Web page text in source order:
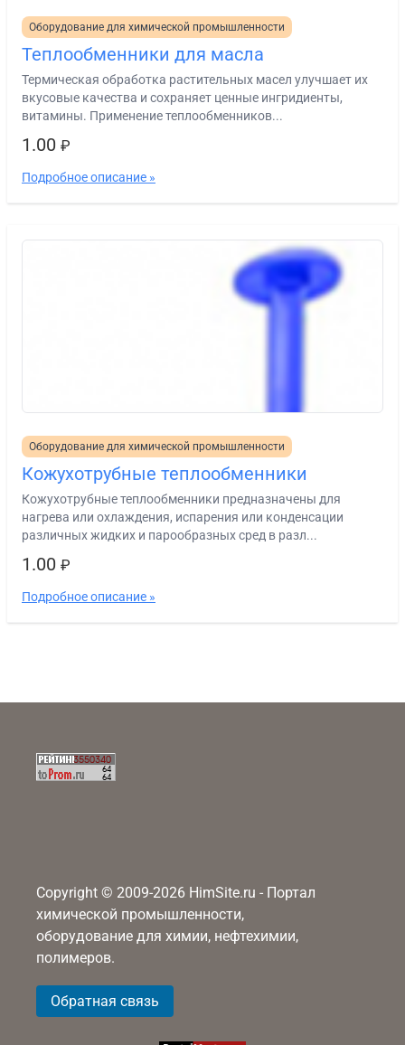
Оборудование для химической промышленности
Теплообменники для масла
Термическая обработка растительных масел улучшает их
вкусовые качества и сохраняет ценные ингридиенты,
витамины. Применение теплообменников...
1.00 ₽
Подробное описание »
Оборудование для химической промышленности
Кожухотрубные теплообменники
Кожухотрубные теплообменники предназначены для
нагрева или охлаждения, испарения или конденсации
различных жидких и парообразных сред в разл...
1.00 ₽
Подробное описание »
Copyright © 2009-2026 HimSite.ru - Портал
химической промышленности,
оборудование для химии, нефтехимии,
полимеров.
Обратная связь